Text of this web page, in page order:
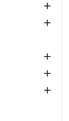




